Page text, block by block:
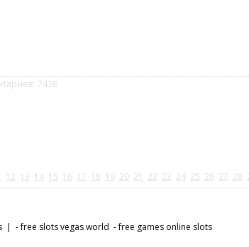
7438
12 13 14 15 16 17 18 19 20 21 22 23 24 25 26 27 28
| - free slots vegas world - free games online slots